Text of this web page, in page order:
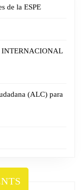
de la ESPE
(ALC) para